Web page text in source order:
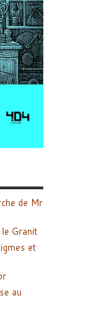
de Mr
Granit
et
au